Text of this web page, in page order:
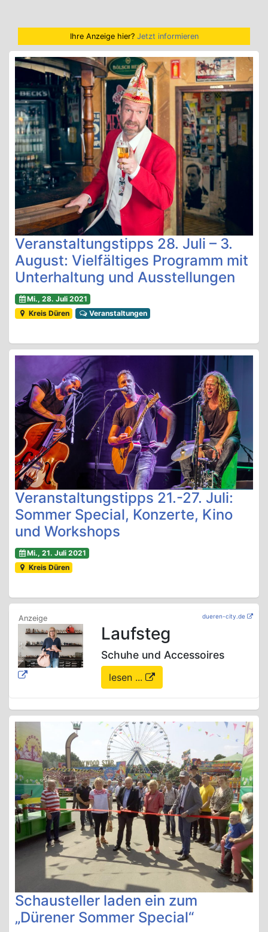
Ihre Anzeige hier? Jetzt informieren
Veranstaltungstipps 28. Juli – 3.
August: Vielfältiges Programm mit
Unterhaltung und Ausstellungen
Mi., 28. Juli 2021
Kreis Düren
Veranstaltungen
Veranstaltungstipps 21.-27. Juli:
Sommer Special, Konzerte, Kino
und Workshops
Mi., 21. Juli 2021
Kreis Düren
dueren-city.de
Laufsteg
Schuhe und Accessoires
lesen ...
Schausteller laden ein zum
„Dürener Sommer Special“